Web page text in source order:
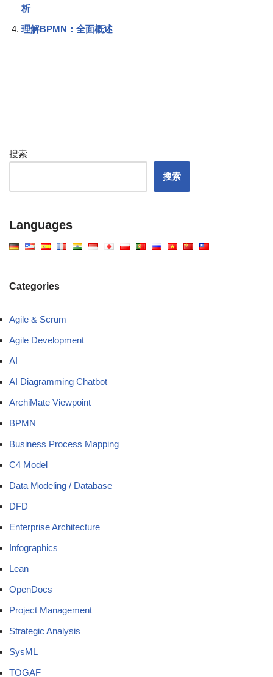
析
理解BPMN：全面概述
搜索
搜索
Languages
Categories
Agile & Scrum
Agile Development
AI
AI Diagramming Chatbot
ArchiMate Viewpoint
BPMN
Business Process Mapping
C4 Model
Data Modeling / Database
DFD
Enterprise Architecture
Infographics
Lean
OpenDocs
Project Management
Strategic Analysis
SysML
TOGAF